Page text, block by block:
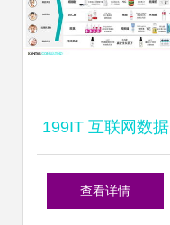
199IT 互联网数据
资讯中心的技术开
查看详情